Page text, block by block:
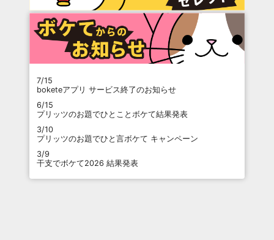
7/15
boketeアプリ サービス終了のお知らせ
6/15
プリッツのお題でひとことボケて結果発表
3/10
プリッツのお題でひと言ボケて キャンペーン
3/9
干支でボケて2026 結果発表